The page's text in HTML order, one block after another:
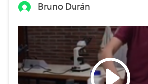
Bruno Durán